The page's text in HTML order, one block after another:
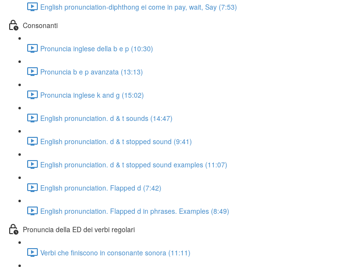
English pronunciation-diphthong ei come in pay, wait, Say (7:53)
Consonanti
Pronuncia inglese della b e p (10:30)
Pronuncia b e p avanzata (13:13)
Pronuncia inglese k and g (15:02)
English pronunciation. d & t sounds (14:47)
English pronunciation. d & t stopped sound (9:41)
English pronunciation. d & t stopped sound examples (11:07)
English pronunciation. Flapped d (7:42)
English pronunciation. Flapped d in phrases. Examples (8:49)
Pronuncia della ED dei verbi regolari
Verbi che finiscono in consonante sonora (11:11)